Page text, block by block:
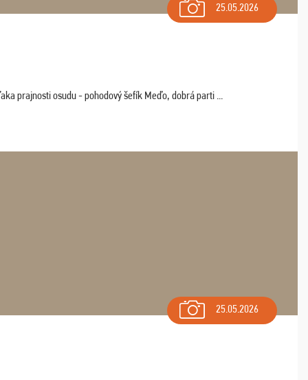
25.05.2026
prajnosti osudu - pohodový šefík Meďo, dobrá parti ...
25.05.2026